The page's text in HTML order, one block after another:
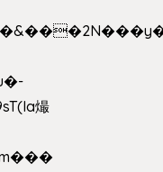
熶